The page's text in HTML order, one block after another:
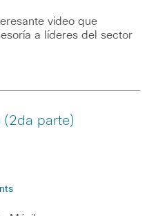
video que
a líderes del sector
(2da parte)